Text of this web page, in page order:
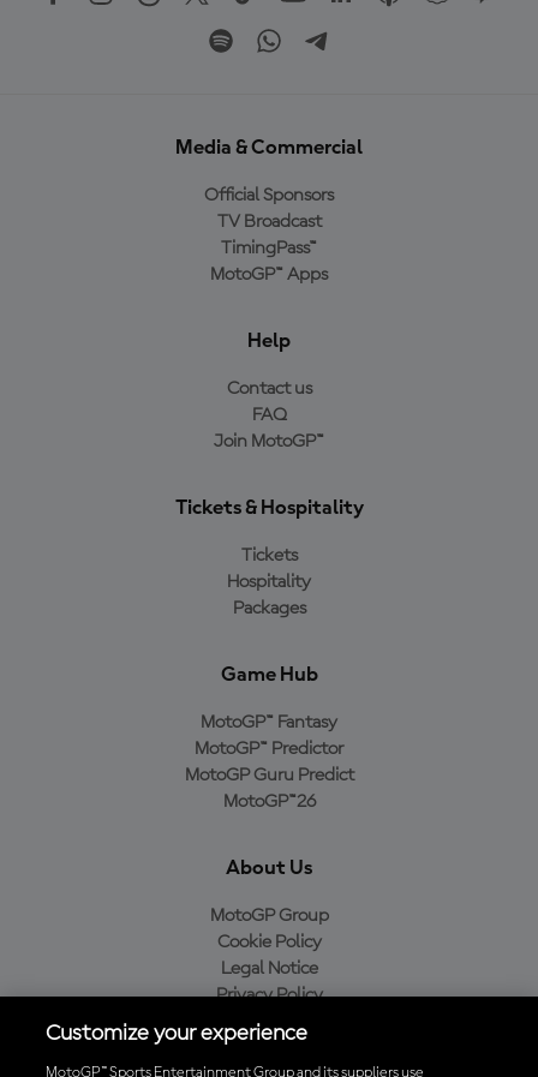
Media & Commercial
Official Sponsors
TV Broadcast
TimingPass™
MotoGP™ Apps
Help
Contact us
FAQ
Join MotoGP™
Tickets & Hospitality
Tickets
Hospitality
Packages
Game Hub
MotoGP™ Fantasy
MotoGP™ Predictor
MotoGP Guru Predict
MotoGP™26
About Us
MotoGP Group
Cookie Policy
Legal Notice
Privacy Policy
Purchase Policy
Customize your experience
MotoGP™ Sports Entertainment Group and its suppliers use